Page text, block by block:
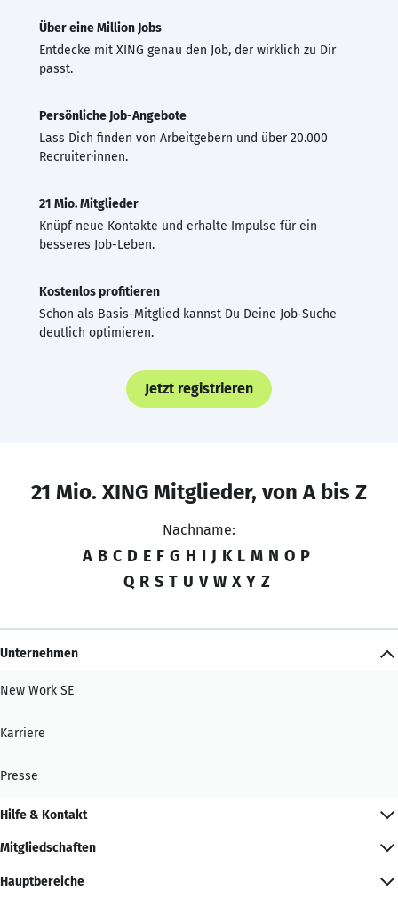
Über eine Million Jobs
Entdecke mit XING genau den Job, der wirklich zu Dir
passt.
Persönliche Job-Angebote
Lass Dich finden von Arbeitgebern und über 20.000
Recruiter·innen.
21 Mio. Mitglieder
Knüpf neue Kontakte und erhalte Impulse für ein
besseres Job-Leben.
Kostenlos profitieren
Schon als Basis-Mitglied kannst Du Deine Job-Suche
deutlich optimieren.
Jetzt registrieren
21 Mio. XING Mitglieder, von A bis Z
Nachname:
A B C D E F G H I J K L M N O P
Q R S T U V W X Y Z
Unternehmen
New Work SE
Karriere
Presse
Hilfe & Kontakt
Mitgliedschaften
Hauptbereiche